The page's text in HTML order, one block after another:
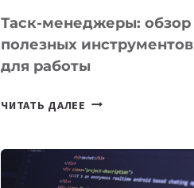
УЖЕ
СЕГОДНЯ
Таск-менеджеры: обзор
полезных инструментов
для работы
ЧИТАТЬ ДАЛЕЕ ТАСК-
ПОЛЕЗНЫХ
ИНСТРУМЕНТОВ